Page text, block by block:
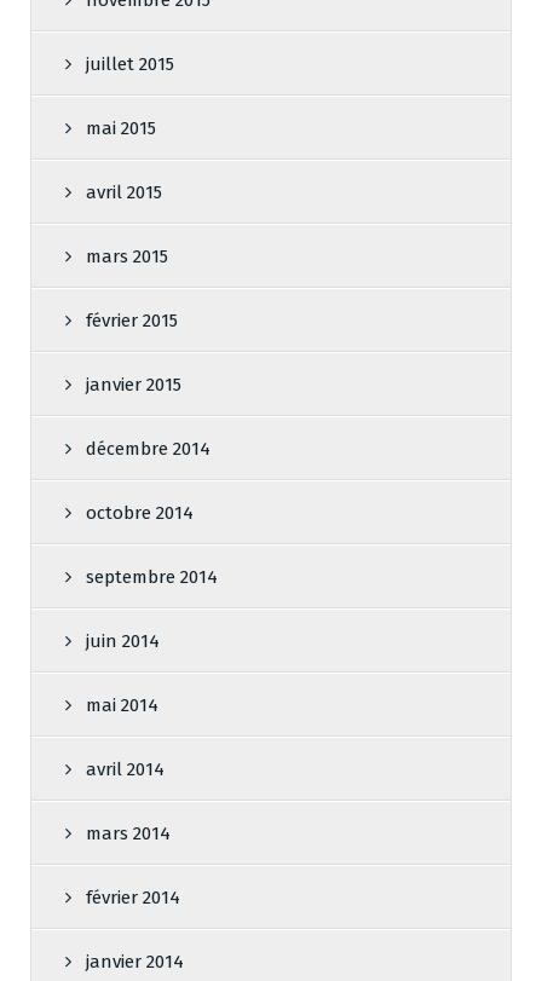
juillet 2015
mai 2015
avril 2015
mars 2015
février 2015
janvier 2015
décembre 2014
octobre 2014
septembre 2014
juin 2014
mai 2014
avril 2014
mars 2014
février 2014
janvier 2014